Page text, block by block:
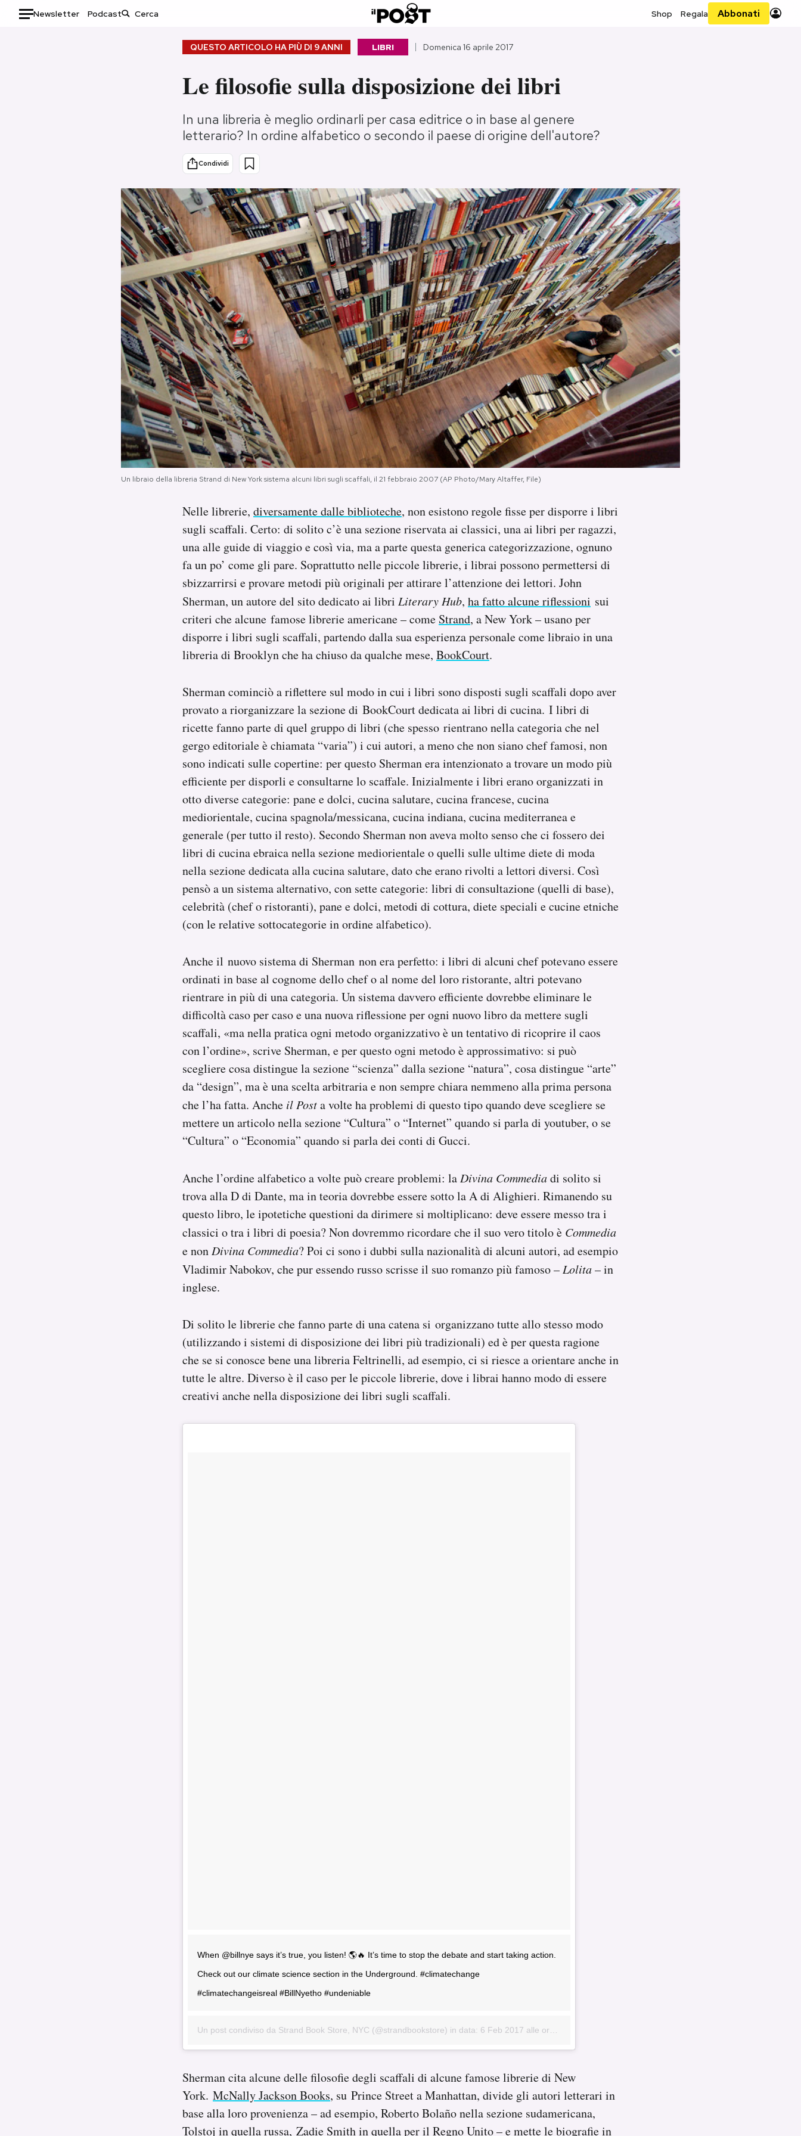
Newsletter Podcast Shop Regala Abbonati
Consumismi
Ok Boomer!
Europa
Altrecose
Mondiali calcio 2026
QUESTO ARTICOLO HA PIÙ DI 9 ANNI LIBRI Domenica 16 aprile 2017
Le filosofie sulla disposizione dei libri
In una libreria è meglio ordinarli per casa editrice o in base al genere
letterario? In ordine alfabetico o secondo il paese di origine dell'autore?
Condividi
Un libraio della libreria Strand di New York sistema alcuni libri sugli scaffali, il 21 febbraio 2007 (AP Photo/Mary Altaffer, File)
Nelle librerie, diversamente dalle biblioteche, non esistono regole fisse per disporre i libri
sugli scaffali. Certo: di solito c’è una sezione riservata ai classici, una ai libri per ragazzi,
una alle guide di viaggio e così via, ma a parte questa generica categorizzazione, ognuno
fa un po’ come gli pare. Soprattutto nelle piccole librerie, i librai possono permettersi di
sbizzarrirsi e provare metodi più originali per attirare l’attenzione dei lettori. John
Sherman, un autore del sito dedicato ai libri Literary Hub, ha fatto alcune riflessioni sui
criteri che alcune famose librerie americane – come Strand, a New York – usano per
disporre i libri sugli scaffali, partendo dalla sua esperienza personale come libraio in una
libreria di Brooklyn che ha chiuso da qualche mese, BookCourt.
Sherman cominciò a riflettere sul modo in cui i libri sono disposti sugli scaffali dopo aver
provato a riorganizzare la sezione di BookCourt dedicata ai libri di cucina. I libri di
ricette fanno parte di quel gruppo di libri (che spesso rientrano nella categoria che nel
gergo editoriale è chiamata “varia”) i cui autori, a meno che non siano chef famosi, non
sono indicati sulle copertine: per questo Sherman era intenzionato a trovare un modo più
efficiente per disporli e consultarne lo scaffale. Inizialmente i libri erano organizzati in
otto diverse categorie: pane e dolci, cucina salutare, cucina francese, cucina
mediorientale, cucina spagnola/messicana, cucina indiana, cucina mediterranea e
generale (per tutto il resto). Secondo Sherman non aveva molto senso che ci fossero dei
libri di cucina ebraica nella sezione mediorientale o quelli sulle ultime diete di moda
nella sezione dedicata alla cucina salutare, dato che erano rivolti a lettori diversi. Così
pensò a un sistema alternativo, con sette categorie: libri di consultazione (quelli di base),
celebrità (chef o ristoranti), pane e dolci, metodi di cottura, diete speciali e cucine etniche
(con le relative sottocategorie in ordine alfabetico).
Anche il nuovo sistema di Sherman non era perfetto: i libri di alcuni chef potevano essere
ordinati in base al cognome dello chef o al nome del loro ristorante, altri potevano
rientrare in più di una categoria. Un sistema davvero efficiente dovrebbe eliminare le
difficoltà caso per caso e una nuova riflessione per ogni nuovo libro da mettere sugli
scaffali, «ma nella pratica ogni metodo organizzativo è un tentativo di ricoprire il caos
con l’ordine», scrive Sherman, e per questo ogni metodo è approssimativo: si può
scegliere cosa distingue la sezione “scienza” dalla sezione “natura”, cosa distingue “arte”
da “design”, ma è una scelta arbitraria e non sempre chiara nemmeno alla prima persona
che l’ha fatta. Anche il Posta volte ha problemi di questo tipo quando deve scegliere se
mettere un articolo nella sezione “Cultura” o “Internet” quando si parla di youtuber, o se
“Cultura” o “Economia” quando si parla dei conti di Gucci.
Anche l’ordine alfabetico a volte può creare problemi: la Divina Commediadi solito si
trova alla D di Dante, ma in teoria dovrebbe essere sotto la A di Alighieri. Rimanendo su
questo libro, le ipotetiche questioni da dirimere si moltiplicano: deve essere messo tra i
classici o tra i libri di poesia? Non dovremmo ricordare che il suo vero titolo è Commedia
e non Divina Commedia? Poi ci sono i dubbi sulla nazionalità di alcuni autori, ad esempio
Vladimir Nabokov, che pur essendo russo scrisse il suo romanzo più famoso – Lolita– in
inglese.
Di solito le librerie che fanno parte di una catena si organizzano tutte allo stesso modo
(utilizzando i sistemi di disposizione dei libri più tradizionali) ed è per questa ragione
che se si conosce bene una libreria Feltrinelli, ad esempio, ci si riesce a orientare anche in
tutte le altre. Diverso è il caso per le piccole librerie, dove i librai hanno modo di essere
creativi anche nella disposizione dei libri sugli scaffali.
When @billnye says it’s true, you listen! 🌎🔥 It’s time to stop the debate and start taking action.
Check out our climate science section in the Underground. #climatechange
#climatechangeisreal #BillNyetho #undeniable
Un post condiviso da Strand Book Store, NYC (@strandbookstore) in data: 6 Feb 2017 alle ore 16:09 PST
Sherman cita alcune delle filosofie degli scaffali di alcune famose librerie di New
York. McNally Jackson Books, su Prince Street a Manhattan, divide gli autori letterari in
base alla loro provenienza – ad esempio, Roberto Bolaño nella sezione sudamericana,
Tolstoj in quella russa, Zadie Smith in quella per il Regno Unito – e mette le biografie in